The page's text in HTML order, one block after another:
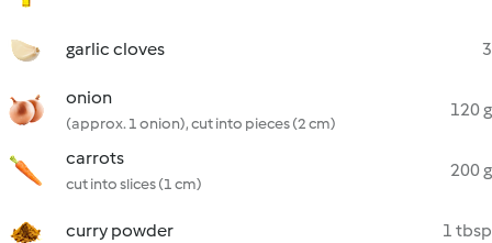
garlic cloves 3
onion
(approx. 1 onion), cut into pieces (2 cm)
120 g
carrots
cut into slices (1 cm)
200 g
curry powder 1 tbsp